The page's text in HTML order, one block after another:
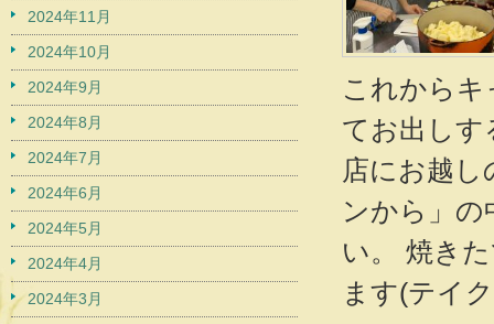
これから
てお出しす
店にお越
ンから」
い。 焼き
ます(テイ
2024年11月
2024年10月
2024年9月
2024年8月
2024年7月
2024年6月
2024年5月
2024年4月
2024年3月